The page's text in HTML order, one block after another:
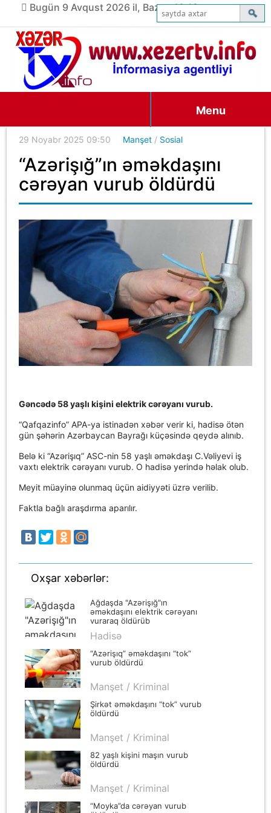
Bugün 9 Avqust 2026 il, Bazar, 10:12
Menu
29 Noyabr 2025 09:50 Manşet / Sosial
“Azərişığ”ın əməkdaşını
cərəyan vurub öldürdü
Gəncədə 58 yaşlı kişini elektrik cərəyanı vurub.
“Qafqazinfo” APA-ya istinadən xəbər verir ki, hadisə ötən
gün şəhərin Azərbaycan Bayrağı küçəsində qeydə alınıb.
Belə ki “Azərişıq” ASC-nin 58 yaşlı əməkdaşı C.Vəliyevi iş
vaxtı elektrik cərəyanı vurub. O hadisə yerində həlak olub.
Meyit müayinə olunmaq üçün aidiyyəti üzrə verilib.
Faktla bağlı araşdırma aparılır.
Oxşar xəbərlər:
Ağdaşda "Azərişığ"ın
əməkdaşını elektrik cərəyanı
vuraraq öldürüb
Hadisə
“Azərişıq” əməkdaşını “tok”
vurub öldürdü
Manşet / Kriminal
Şirkət əməkdaşını “tok” vurub
öldürdü
Manşet / Kriminal
82 yaşlı kişini maşın vurub
öldürdü
Manşet / Kriminal
“Moyka”da cərəyan vurub